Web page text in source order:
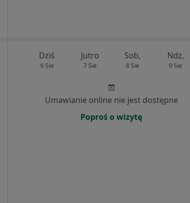
Dziś
6 Sie
Jutro
7 Sie
Sob,
8 Sie
Ndz,
9 Sie
Umawianie online nie jest dostępne
Poproś o wizytę